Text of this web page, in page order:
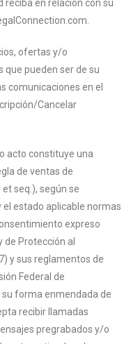
en relación con su
ofertas y/o
pueden ser de su
comunicaciones en el
Cancelar
acto constituye una
de ventas de
seq.), según se
estado aplicable normas
expreso
de Protección al
y sus reglamentos de
Federal de
su forma enmendada de
recibir llamadas
pregrabados y/o